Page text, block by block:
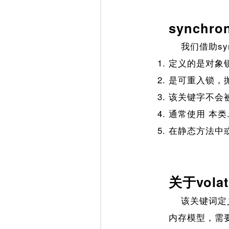
我们借助
定义的是对象
是可重入锁，
该关键字不会
通常使用 本
在静态方法中
关于
该关键词定
内存模型，需